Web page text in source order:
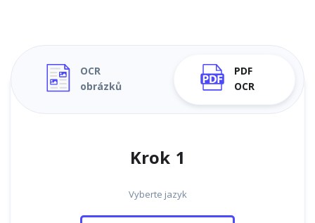
OCR
obrázků
PDF
OCR
Krok 1
Vyberte jazyk